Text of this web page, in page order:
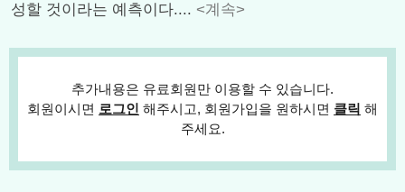
성할 것이라는 예측이다.... <계속>
추가내용은 유료회원만 이용할 수 있습니다.
회원이시면 로그인 해주시고, 회원가입을 원하시면 클릭 해
주세요.